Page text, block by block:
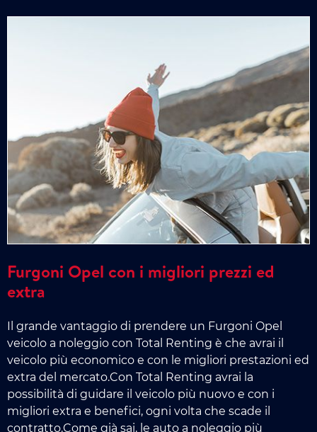
Furgoni Opel con i migliori prezzi ed
extra
Il grande vantaggio di prendere un Furgoni Opel
veicolo a noleggio con Total Renting è che avrai il
veicolo più economico e con le migliori prestazioni ed
extra del mercato.Con Total Renting avrai la
possibilità di guidare il veicolo più nuovo e con i
migliori extra e benefici, ogni volta che scade il
contratto.Come già sai, le auto a noleggio più